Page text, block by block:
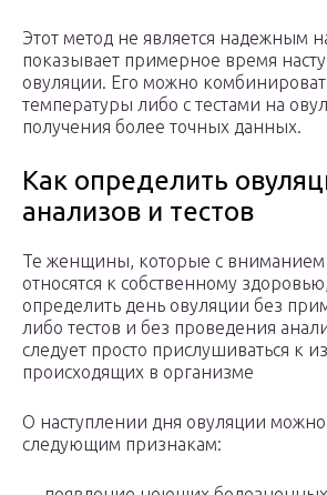
Этот метод не является надежным
показывает примерное время
овуляции. Его можно
температуры либо с тестами на
получения более точных данных.
Как определить
анализов и тестов
Те женщины, которые с вниманием
относятся к собственному
определить день овуляции без
либо тестов и без проведения
следует просто прислушиваться к
происходящих в организме
О наступлении дня овуляции можно
следующим признакам: